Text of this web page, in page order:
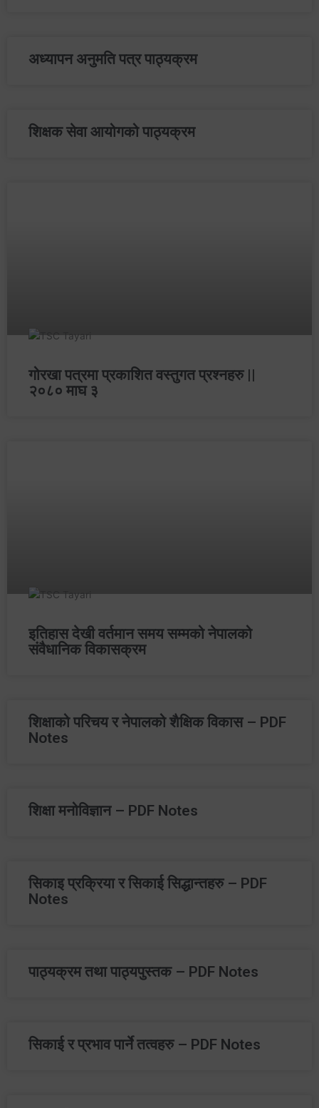
अध्यापन अनुमति पत्र पाठ्‍यक्रम
शिक्षक सेवा आयोगको पाठ्‍यक्रम
गोरखा पत्रमा प्रकाशित वस्तुगत प्रश्‍नहरु ||
२०८० माघ ३
इतिहास देखी वर्तमान समय सम्मको नेपालको
संवैधानिक विकासक्रम
शिक्षाको परिचय र नेपालको शैक्षिक विकास – PDF
Notes
शिक्षा मनोविज्ञान – PDF Notes
सिकाइ प्रक्रिया र सिकाई सिद्धान्तहरु – PDF
Notes
पाठ्‍यक्रम तथा पाठ्‍यपुस्तक – PDF Notes
सिकाई र प्रभाव पार्ने तत्वहरु – PDF Notes